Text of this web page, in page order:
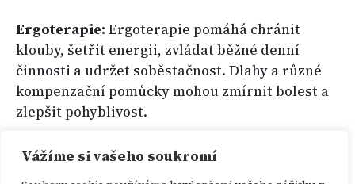
Vážíme si vašeho soukromí
Ergoterapie: Ergoterapie pomáhá chránit
klouby, šetřit energii, zvládat běžné denní
činnosti a udržet soběstačnost. Dlahy a různé
kompenzační pomůcky mohou zmírnit bolest a
zlepšit pohyblivost.
Chirurgická léčba: V těžkých případech může